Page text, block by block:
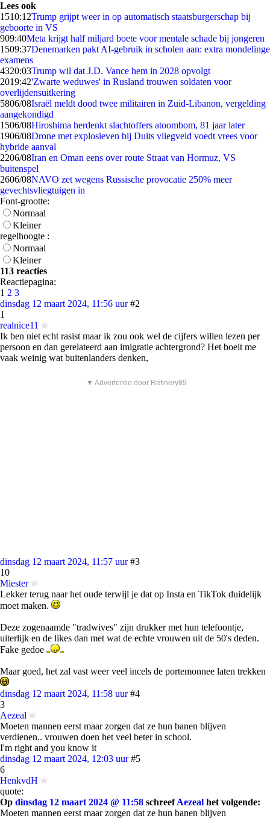
Lees ook
1510:12Trump grijpt weer in op automatisch staatsburgerschap bij
geboorte in VS
909:40Meta krijgt half miljard boete voor mentale schade bij jongeren
1509:37Denemarken pakt AI-gebruik in scholen aan: extra mondelinge
examens
4320:03Trump wil dat J.D. Vance hem in 2028 opvolgt
2019:42'Zwarte weduwes' in Rusland trouwen soldaten voor
overlijdensuitkering
5806/08Israël meldt dood twee militairen in Zuid-Libanon, vergelding
aangekondigd
1506/08Hiroshima herdenkt slachtoffers atoombom, 81 jaar later
1906/08Drone met explosieven bij Duits vliegveld voedt vrees voor
hybride aanval
2206/08Iran en Oman eens over route Straat van Hormuz, VS
buitenspel
2606/08NAVO zet wegens Russische provocatie 250% meer
gevechtsvliegtuigen in
Font-grootte:
Normaal
Kleiner
regelhoogte :
Normaal
Kleiner
113 reacties
Reactiepagina:
1 2 3
dinsdag 12 maart 2024, 11:56 uur #2
1
realnice11
Ik ben niet echt rasist maar ik zou ook wel de cijfers willen lezen per
persoon en dan gerelateerd aan imigratie achtergrond? Het boeit me
vaak weinig wat buitenlanders denken,
▼ Advertentie door Refinery89
dinsdag 12 maart 2024, 11:57 uur #3
10
Miester
Lekker terug naar het oude terwijl je dat op Insta en TikTok duidelijk
moet maken.
Deze zogenaamde "tradwives" zijn drukker met hun telefoontje,
uiterlijk en de likes dan met wat de echte vrouwen uit de 50's deden.
Fake gedoe
Maar goed, het zal vast weer veel incels de portemonnee laten trekken
dinsdag 12 maart 2024, 11:58 uur #4
3
Aezeal
Moeten mannen eerst maar zorgen dat ze hun banen blijven
verdienen.. vrouwen doen het veel beter in school.
I'm right and you know it
dinsdag 12 maart 2024, 12:03 uur #5
6
HenkvdH
quote:
Op dinsdag 12 maart 2024 @ 11:58 schreefAezeal het volgende:
Moeten mannen eerst maar zorgen dat ze hun banen blijven